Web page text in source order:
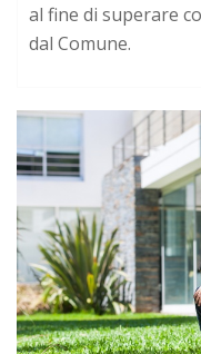
al fine di superare
dal Comune.